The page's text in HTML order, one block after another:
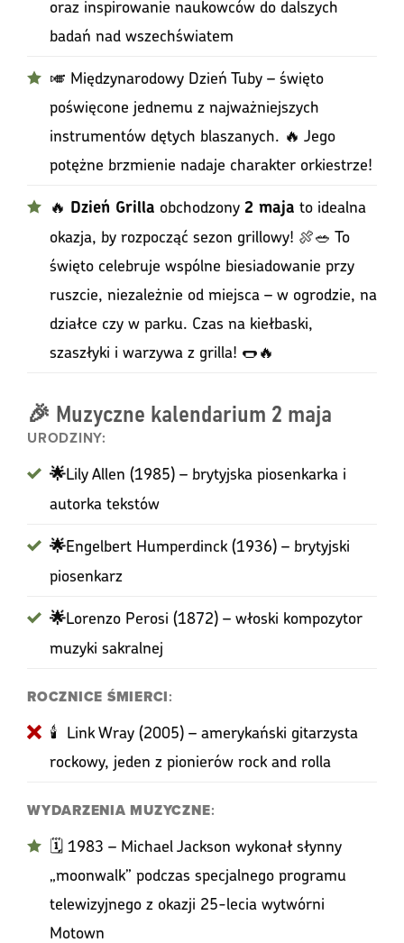
oraz inspirowanie naukowców do dalszych
badań nad wszechświatem
🎺 Międzynarodowy Dzień Tuby – święto
poświęcone jednemu z najważniejszych
instrumentów dętych blaszanych. 🔥 Jego
potężne brzmienie nadaje charakter orkiestrze!
🔥 Dzień Grilla obchodzony 2 maja to idealna
okazja, by rozpocząć sezon grillowy! 🍖🥗 To
święto celebruje wspólne biesiadowanie przy
ruszcie, niezależnie od miejsca – w ogrodzie, na
działce czy w parku. Czas na kiełbaski,
szaszłyki i warzywa z grilla! 🌭🔥
🎉 Muzyczne kalendarium 2 maja
URODZINY:
🌟Lily Allen (1985) – brytyjska piosenkarka i
autorka tekstów
🌟Engelbert Humperdinck (1936) – brytyjski
piosenkarz
🌟Lorenzo Perosi (1872) – włoski kompozytor
muzyki sakralnej
ROCZNICE ŚMIERCI:
🕯 Link Wray (2005) – amerykański gitarzysta
rockowy, jeden z pionierów rock and rolla
WYDARZENIA MUZYCZNE:
🗓️ 1983 – Michael Jackson wykonał słynny
„moonwalk” podczas specjalnego programu
telewizyjnego z okazji 25-lecia wytwórni
Motown